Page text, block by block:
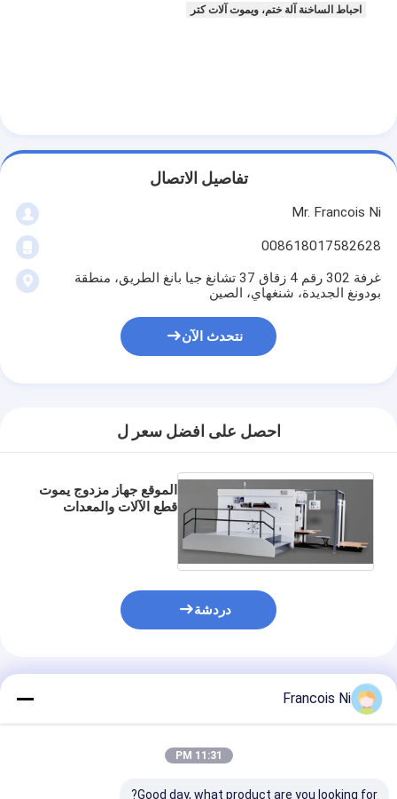
احباط الساخنة آلة ختم، ويموت آلات كتر
تفاصيل الاتصال
Mr. Francois Ni
008618017582628
غرفة 302 رقم 4 زقاق 37 تشانغ جيا بانغ الطريق، منطقة
بودونغ الجديدة، شنغهاي، الصين
نتحدث الآن
احصل على افضل سعر ل
الموقع جهاز مزدوج يموت
قطع الآلات والمعدات
دردشة
المنتجات الموصى بها
Francois Ni
11:31 PM
Good day, what product are you looking for?